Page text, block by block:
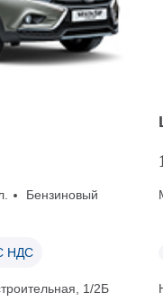
Бензиновый
НДС
1/2Б